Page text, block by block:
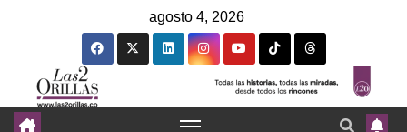
agosto 4, 2026